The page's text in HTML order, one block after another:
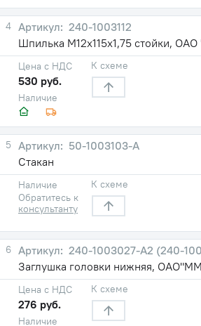
4
240-1003112
Шпилька М12х115х1,75 стойки,
Наличие
Цена с НДС
530 руб.
К схеме
5
50-1003103-А
Стакан
Наличие
Обратитесь к
консультанту
К схеме
6
240-1003027-А2 (240-
Заглушка головки нижняя,
Наличие
Цена с НДС
276 руб.
К схеме